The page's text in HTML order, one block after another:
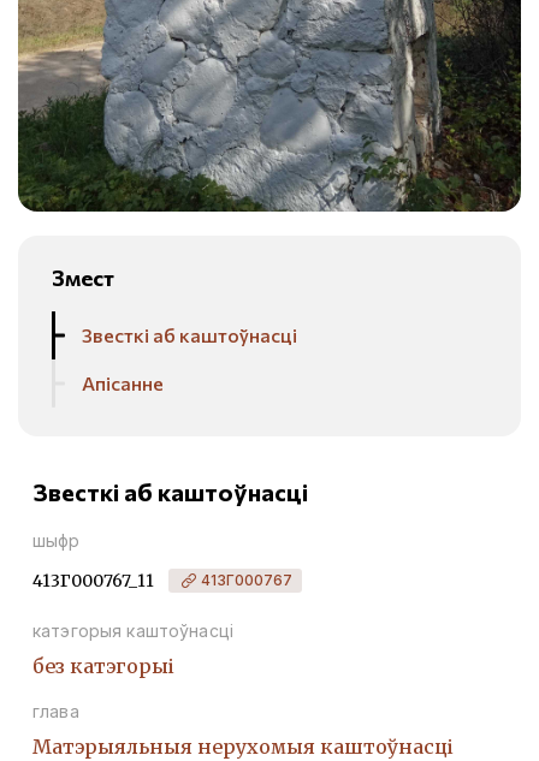
Змест
Звесткі аб каштоўнасці
Апісанне
Звесткі аб каштоўнасці
шыфр
413Г000767_11 413Г000767
катэгорыя каштоўнасці
без катэгорыі
глава
Матэрыяльныя нерухомыя каштоўнасці